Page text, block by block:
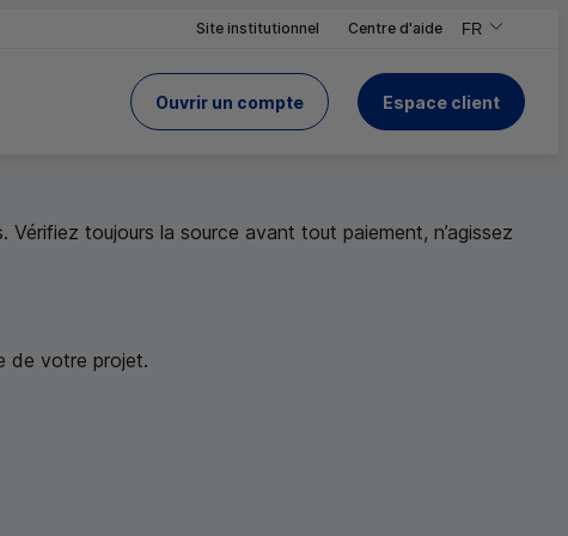
Site institutionnel Centre d'aide FR
,Version
,Changer de
sur le site
Ouvrir un compte
du Crédit Mutuel Espace client
toujours la source avant tout paiement, n’agissez
.
de votre projet.